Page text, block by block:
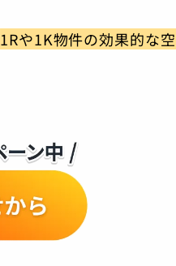
1Rや1K物件の効果的な